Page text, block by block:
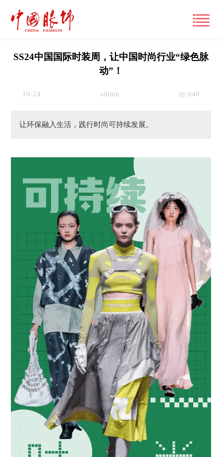
要闻
品牌
专栏
风尚
大咖
跨界
展讯
时尚动态
国际
国内
时尚活动
经营管理
市场
商业
企管
新知
视频
电子刊
专题
联系投稿
关于我们
寻求报道
投稿须知
商务合作
版权申明
联系我们
SS24中国国际时装周，让中国时尚行业“绿色脉
动”！
10-24 admin 648
让环保融入生活，践行时尚可持续发展。